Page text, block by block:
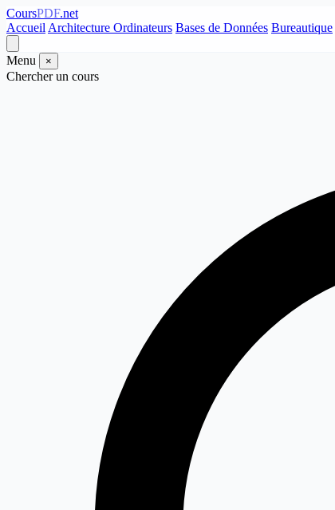
CoursPDF.net
Accueil Architecture Ordinateurs Bases de Données Bureautique
Menu ×
Chercher un cours